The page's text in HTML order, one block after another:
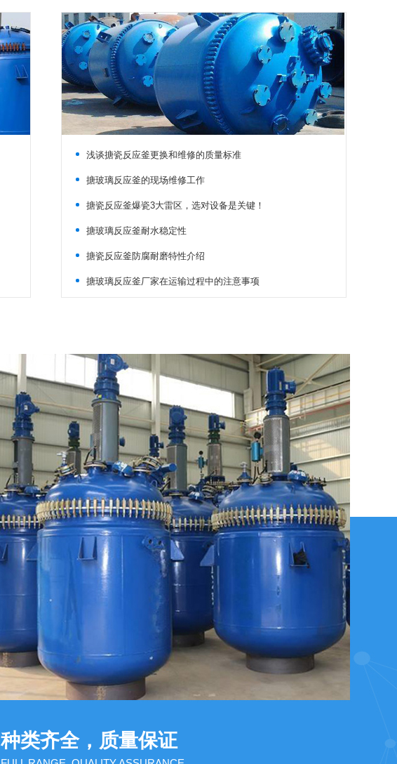
浅谈搪瓷反应釜更换和维修的质量标准
搪玻璃反应釜的现场维修工作
搪瓷反应釜爆瓷3大雷区，选对设备是关键！
搪玻璃反应釜耐水稳定性
搪瓷反应釜防腐耐磨特性介绍
搪玻璃反应釜厂家在运输过程中的注意事项
种类齐全，质量保证